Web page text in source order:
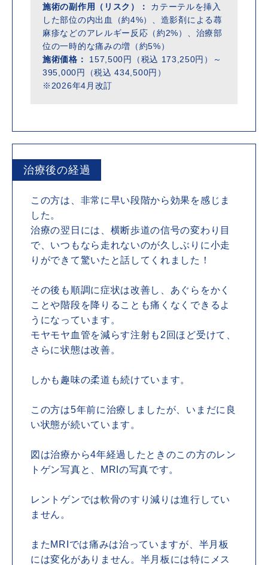
施術の副作用（リスク）：
カテーテルを挿入
した部位の内出血（約4%）、造影剤による蕁
麻疹などのアレルギー反応（約2%）、治療部
位の一時的な痛みの増（約5%）
施術価格：
157,500円（税込 173,250円）～
395,000円（税込 434,500円）
※2026年4月改訂
治療後の経過
この方は、非常に早い段階から効果を感じま
した。
治療の翌日には、横断歩道の信号の変わり目
で、いつもなら走れないのが久しぶりに小走
りができて驚いたと話してくれました！
その後も順調に症状は改善し、あぐらをかく
ことや階段を降りることも痛くなくできるよ
うになっています。
モヤモヤ血管を減らす注射も2回ほど受けて、
さらに状態は改善。
しかも趣味の柔道も続けています。
この方は5年前に治療しましたが、いまだに良
い状態が続いています。
図は治療から4年経過したときのこの方のレン
トゲン写真と、MRIの写真です。
レントゲンでは軟骨のすり減りは進行してい
ません。
またMRIでは痛みは治っていますが、半月板
には変化がありません。半月板には特にメス